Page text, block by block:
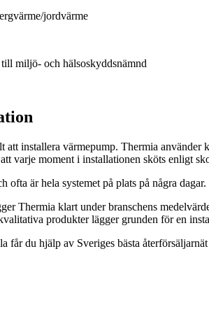
jordvärme
miljö- och hälsoskyddsnämnd
att installera värmepump. Thermia
varje moment i installationen sköts enligt
ofta är hela systemet på plats på några
Thermia klart under branschens
produkter lägger grunden för en
får du hjälp av Sveriges bästa